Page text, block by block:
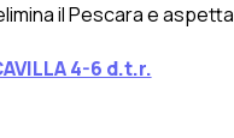
il Pescara e
4-6 d.t.r.